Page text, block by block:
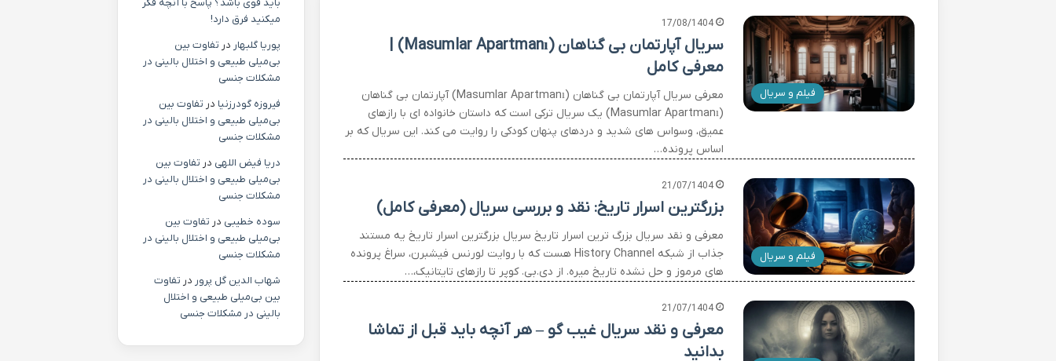
فیلم و سریال
17/08/1404
سریال آپارتمان بی گناهان (Masumlar Apartmanı) |
معرفی کامل
معرفی سریال آپارتمان بی گناهان (Masumlar Apartmanı) آپارتمان بی گناهان
(Masumlar Apartmanı) یک سریال ترکی است که داستان خانواده ای با رازهای
عمیق، وسواس های شدید و دردهای پنهان کودکی را روایت می کند. این سریال که بر
اساس پرونده…
فیلم و سریال
21/07/1404
بزرگترین اسرار تاریخ: نقد و بررسی سریال (معرفی کامل)
معرفی و نقد سریال بزرگ ترین اسرار تاریخ سریال بزرگترین اسرار تاریخ یه مستند
جذاب از شبکه History Channel هست که با روایت لورنس فیشبرن، سراغ پرونده
های مرموز و حل نشده تاریخ میره. از دی.بی. کوپر تا رازهای تایتانیک،…
21/07/1404
معرفی و نقد سریال غیب گو – هر آنچه باید قبل از تماشا
بدانید
باید قوی باشد؟ پاسخ با آنچه فکر
میکنید فرق دارد!
پوریا گلبهار در تفاوت بین
بی‌میلی طبیعی و اختلال بالینی در
مشکلات جنسی
فیروزه گودرزنیا در تفاوت بین
بی‌میلی طبیعی و اختلال بالینی در
مشکلات جنسی
دریا فیض اللهی در تفاوت بین
بی‌میلی طبیعی و اختلال بالینی در
مشکلات جنسی
سوده خطیبی در تفاوت بین
بی‌میلی طبیعی و اختلال بالینی در
مشکلات جنسی
شهاب الدین گل پرور در تفاوت
بین بی‌میلی طبیعی و اختلال
بالینی در مشکلات جنسی